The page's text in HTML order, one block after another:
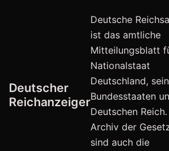
Deutscher
Reichanzeiger
Deutsche
ist das amtliche
Mitteilungsblatt
Nationalstaat
Deutschland,
Bundesstaaten
Deutschen Reich.
Archiv der
sind auch die